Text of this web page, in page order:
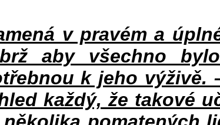
v pravém a
aby všechno
k jeho
každý, že takové